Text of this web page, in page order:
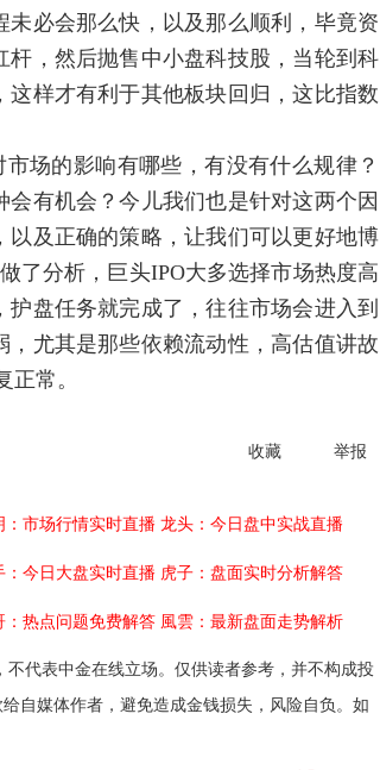
必会那么快，以及那么顺利，毕竟资
，然后抛售中小盘科技股，当轮到科
样才有利于其他板块回归，这比指数
的影响有哪些，有没有什么规律？
有机会？今儿我们也是针对这两个因
及正确的策略，让我们可以更好地博
了分析，巨头IPO大多选择市场热度高
盘任务就完成了，往往市场会进入到
尤其是那些依赖流动性，高估值讲故
常。
收藏 举报
：市场行情实时直播 龙头：今日盘中实战直播
：今日大盘实时直播 虎子：盘面实时分析解答
：热点问题免费解答 風雲：最新盘面走势解析
代表中金在线立场。仅供读者参考，并不构成投
自媒体作者，避免造成金钱损失，风险自负。如